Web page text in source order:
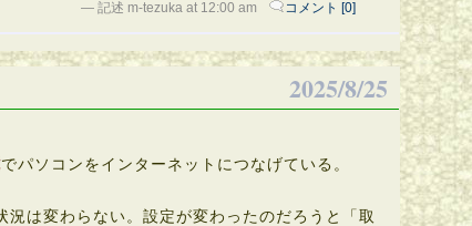
— 記述 m-tezuka at 12:00 am コメント [0]
2025/8/25
でパソコンをインターネットにつなげている。
は変わらない。設定が変わったのだろうと「取